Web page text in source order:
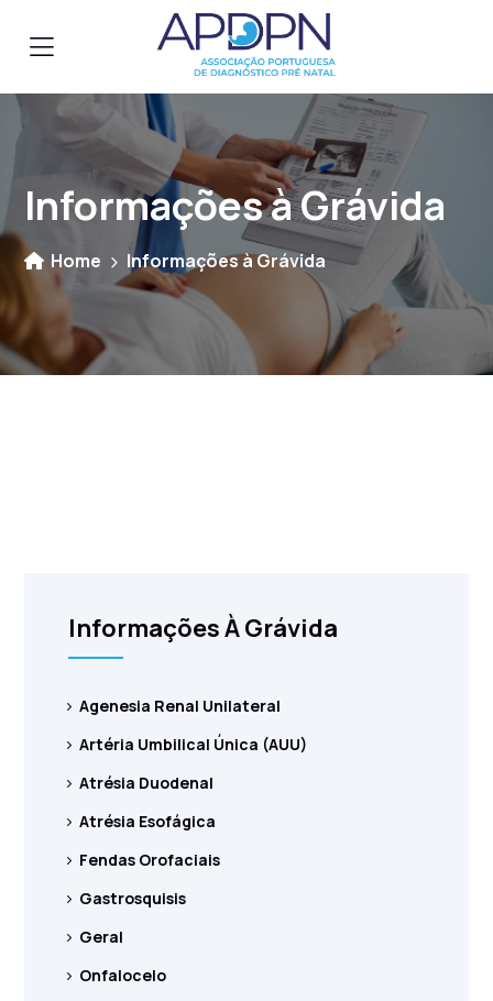
Informações à Grávida
Home Informações à Grávida
Informações À Grávida
Agenesia Renal Unilateral
Artéria Umbilical Única (AUU)
Atrésia Duodenal
Atrésia Esofágica
Fendas Orofaciais
Gastrosquisis
Geral
Onfalocelo